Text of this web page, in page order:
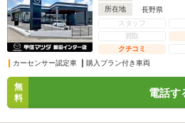
所在地
長野県
スタッフ
買取
クチコミ
カーセンサー認定車
購入プラン付き車両
無
料
電話す